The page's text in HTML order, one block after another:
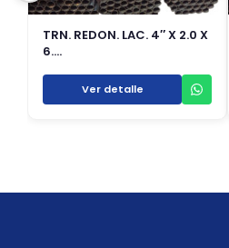
TRN. REDON. LAC. 4″ X 2.0 X
6.…
Ver detalle